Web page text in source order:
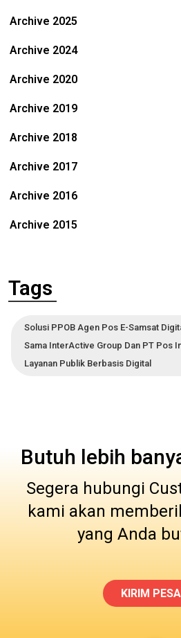
Archive 2025
Archive 2024
Archive 2020
Archive 2019
Archive 2018
Archive 2017
Archive 2016
Archive 2015
Tags
Solusi PPOB Agen Pos E-Samsat
Sama InterActive Group Dan PT Pos
Layanan Publik Berbasis Digital
Butuh lebih
Segera hubungi
kami akan
yang Anda
KIRIM